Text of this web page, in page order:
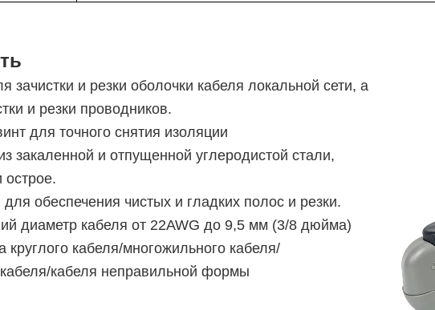
зачистки и резки оболочки кабеля локальной сети, а
и резки проводников.
для точного снятия изоляции
закаленной и отпущенной углеродистой стали,
острое.
обеспечения чистых и гладких полос и резки.
диаметр кабеля от 22AWG до 9,5 мм (3/8 дюйма)
круглого кабеля/многожильного кабеля/
кабеля неправильной формы